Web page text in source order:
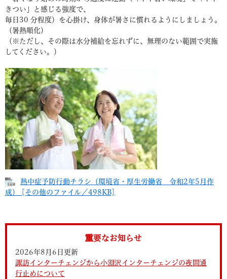
きつい」と感じる強度で、
毎日30 分程度）を心掛け、身体が暑さに慣れるようにしましょう。
（暑熱順化）
（※ただし、その際は水分補給を忘れずに、無理のない範囲で実施
してください。）
熱中症予防行動チラシ（環境省・厚生労働省 令和2年5月作
成） [その他のファイル／498KB]
重要なお知らせ
2026年8月6日更新
諏訪インターチェンジから小淵沢インターチェンジの夜間通
行止めについて